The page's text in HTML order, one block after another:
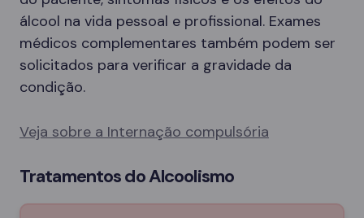
álcool na vida pessoal e profissional. Exames
médicos complementares também podem ser
solicitados para verificar a gravidade da
condição.
Veja sobre a Internação compulsória
Tratamentos do Alcoolismo